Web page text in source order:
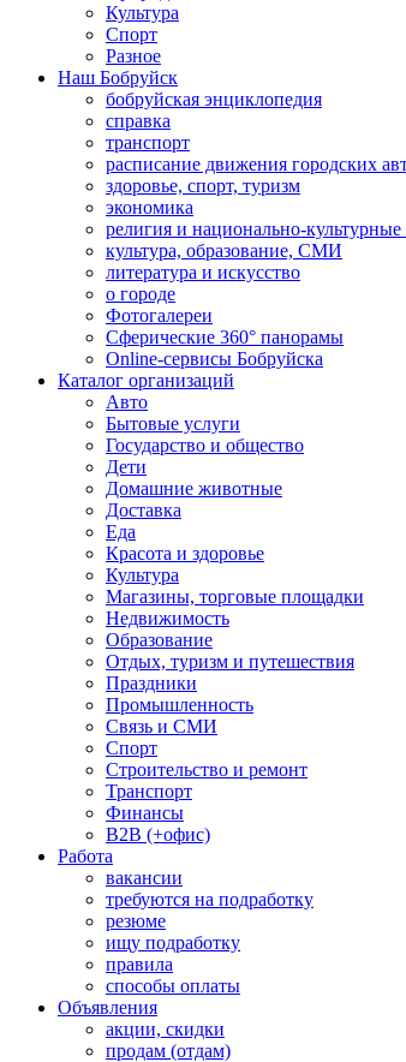
Культура
Спорт
Разное
Наш Бобруйск
бобруйская энциклопедия
справка
транспорт
расписание движения городских
здоровье, спорт, туризм
экономика
религия и национально-
культура, образование, СМИ
литература и искусство
о городе
Фотогалереи
Сферические 360° панорамы
Online-сервисы Бобруйска
Каталог организаций
Авто
Бытовые услуги
Государство и общество
Дети
Домашние животные
Доставка
Еда
Красота и здоровье
Культура
Магазины, торговые площадки
Недвижимость
Образование
Отдых, туризм и путешествия
Праздники
Промышленность
Связь и СМИ
Спорт
Строительство и ремонт
Транспорт
Финансы
B2B (+офис)
Работа
вакансии
требуются на подработку
резюме
ищу подработку
правила
способы оплаты
Объявления
акции, скидки
продам (отдам)